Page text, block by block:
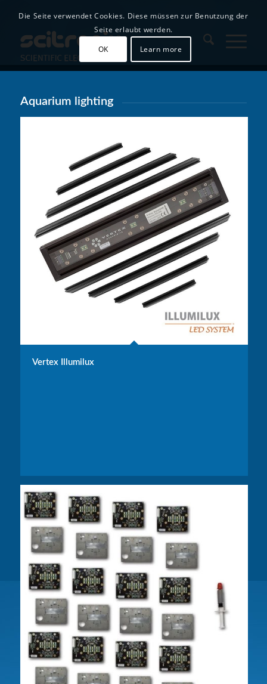
Aquarium lighting
Vertex Illumilux
Die Seite verwendet Cookies. Diese müssen zur Benutzung der
Seite erlaubt werden.
OK
Learn more